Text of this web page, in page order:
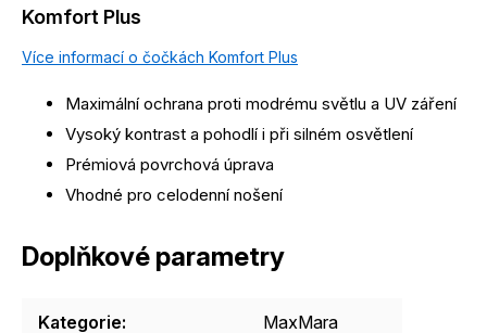
Komfort Plus
Více informací o čočkách Komfort Plus
Maximální ochrana proti modrému světlu a UV záření
Vysoký kontrast a pohodlí i při silném osvětlení
Prémiová povrchová úprava
Vhodné pro celodenní nošení
Doplňkové parametry
Kategorie: MaxMara